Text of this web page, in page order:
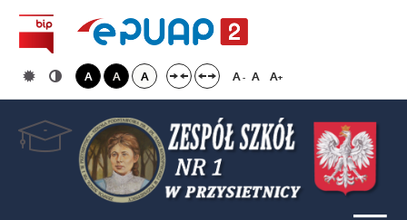
A A A A- A A+